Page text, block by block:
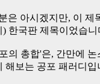
은 아시겠지만, 이 제
한국판 제목이었습니
의 총합'은, 간만에
해보는 공포 패러디입